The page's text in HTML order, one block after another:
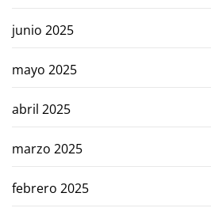
junio 2025
mayo 2025
abril 2025
marzo 2025
febrero 2025